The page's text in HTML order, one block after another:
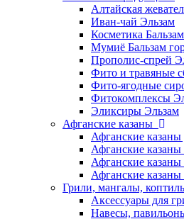
Алтайская
Иван-чай Эльзам
Косметика
Мумиё Бальзам
Прополис-спрей
Фито и травяные
Фито-ягодные
Фитокомплексы
Эликсиры Эльзам
Афганские казаны
Афганские
Афганские
Афганские
Афганские
Грили, мангалы,
Аксессуары для
Навесы,